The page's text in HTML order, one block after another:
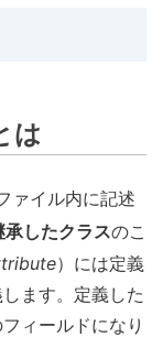
は
ァイル内に記述
承したクラスのこ
）には定義
ます。定義した
ィールドになり